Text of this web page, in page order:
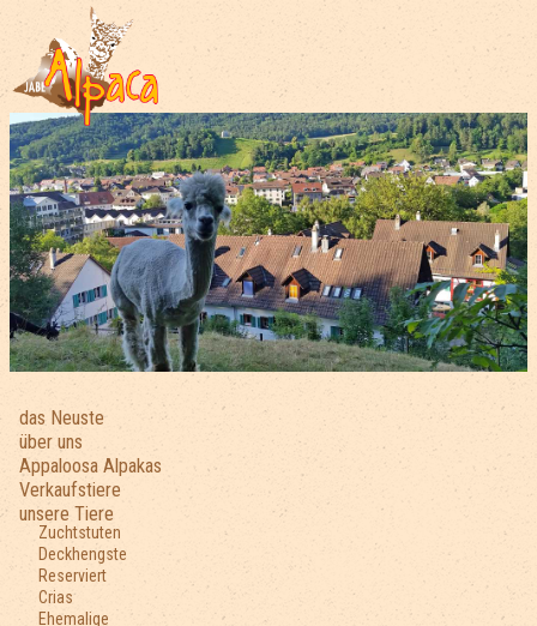
das Neuste
über uns
Appaloosa Alpakas
Verkaufstiere
unsere Tiere
Zuchtstuten
Deckhengste
Reserviert
Crias
Ehemalige